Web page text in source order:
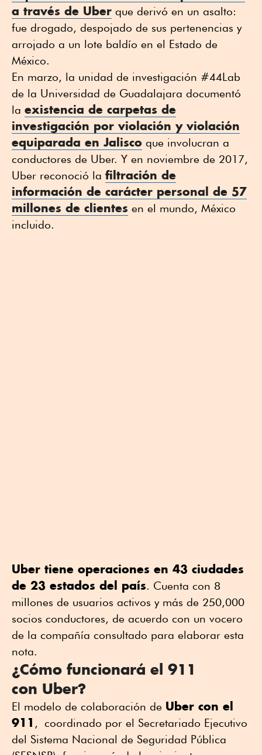
a través de Uber que derivó en un asalto:
fue drogado, despojado de sus pertenencias y
arrojado a un lote baldío en el Estado de
México.
En marzo, la unidad de investigación #44Lab
de la Universidad de Guadalajara documentó
la existencia de carpetas de
investigación por violación y violación
equiparada en Jalisco que involucran a
conductores de Uber. Y en noviembre de 2017,
Uber reconoció la filtración de
información de carácter personal de 57
millones de clientes en el mundo, México
incluido.
Uber tiene operaciones en 43 ciudades
de 23 estados del país. Cuenta con 8
millones de usuarios activos y más de 250,000
socios conductores, de acuerdo con un vocero
de la compañía consultado para elaborar esta
nota.
¿Cómo funcionará el 911
con Uber?
El modelo de colaboración de Uber con el
911 , coordinado por el Secretariado Ejecutivo
del Sistema Nacional de Seguridad Pública